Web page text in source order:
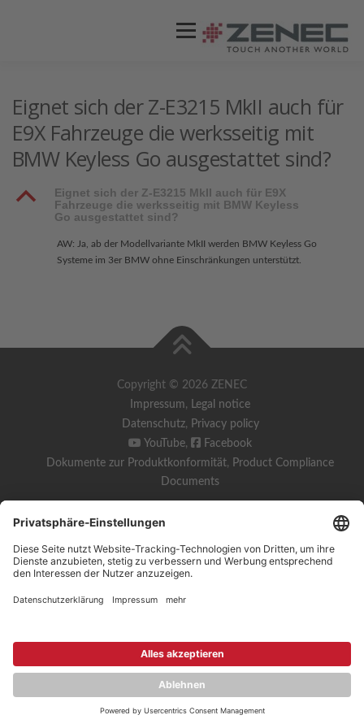
Menü
STORES / HÄNDLER
Eignet sich der Z-E3215 MkII auch für
E9X Fahrzeuge die werksseitig mit
BMW Keyless Go ausgestattet sind?
B
Eignet sich der Z-E3215 MkII auch für E9X
Fahrzeuge die werksseitig mit BMW Keyless
Go ausgestattet sind?
AW: Ja, ab der Modellvariante MkII werden BMW Keyless Go
Systeme im 3er BMW ohne Einschränkungen unterstützt.
Copyright © 2026 ZENEC
Impressum, Legal notice
Datenschutz, Privacy policy
YouTube,
Facebook
Dokumente zur Produktkonformität, Product Compliance
Documents